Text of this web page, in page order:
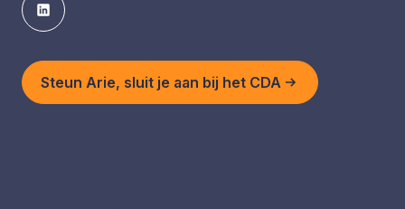
Steun Arie, sluit je aan bij het CDA